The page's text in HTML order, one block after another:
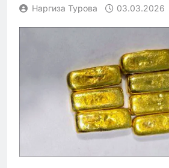
Наргиза Турова 03.03.2026